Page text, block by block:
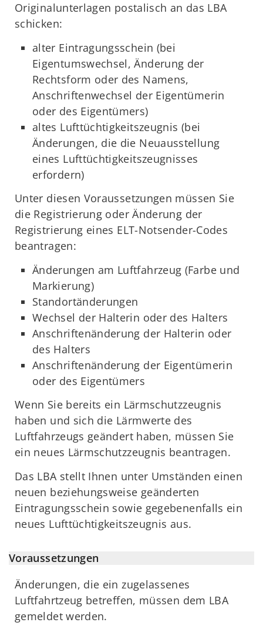
Originalunterlagen postalisch an das LBA
schicken:
alter Eintragungsschein (bei
Eigentumswechsel, Änderung der
Rechtsform oder des Namens,
Anschriftenwechsel der Eigentümerin
oder des Eigentümers)
altes Lufttüchtigkeitszeugnis (bei
Änderungen, die die Neuausstellung
eines Lufttüchtigkeitszeugnisses
erfordern)
Unter diesen Voraussetzungen müssen Sie
die Registrierung oder Änderung der
Registrierung eines ELT-Notsender-Codes
beantragen:
Änderungen am Luftfahrzeug (Farbe und
Markierung)
Standortänderungen
Wechsel der Halterin oder des Halters
Anschriftenänderung der Halterin oder
des Halters
Anschriftenänderung der Eigentümerin
oder des Eigentümers
Wenn Sie bereits ein Lärmschutzzeugnis
haben und sich die Lärmwerte des
Luftfahrzeugs geändert haben, müssen Sie
ein neues Lärmschutzzeugnis beantragen.
Das LBA stellt Ihnen unter Umständen einen
neuen beziehungsweise geänderten
Eintragungsschein sowie gegebenenfalls ein
neues Lufttüchtigkeitszeugnis aus.
Voraussetzungen
Änderungen, die ein zugelassenes
Luftfahrtzeug betreffen, müssen dem LBA
gemeldet werden.